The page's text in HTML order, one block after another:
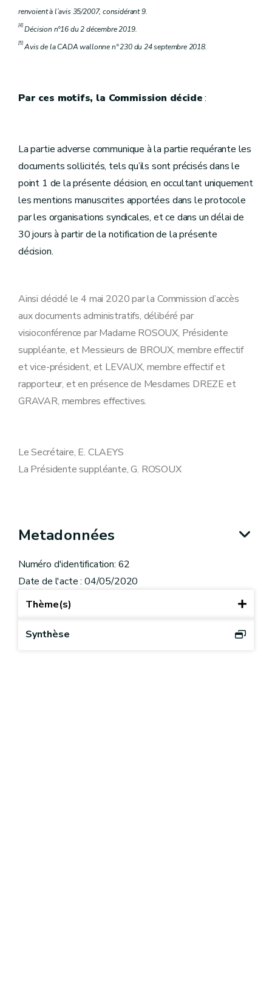
renvoient à l’avis 35/2007, considérant 9.
[4]Décision n°16 du 2 décembre 2019.
[5]Avis de la CADA wallonne n° 230 du 24 septembre 2018.
Par ces motifs, la Commission décide:
La partie adverse communique à la partie requérante les
documents sollicités, tels qu’ils sont précisés dans le
point 1 de la présente décision, en occultant uniquement
les mentions manuscrites apportées dans le protocole
par les organisations syndicales, et ce dans un délai de
30 jours à partir de la notification de la présente
décision.
Ainsi décidé le 4 mai 2020 par la Commission d’accès
aux documents administratifs, délibéré par
visioconférence par Madame ROSOUX, Présidente
suppléante, et Messieurs de BROUX, membre effectif
et vice-président, et LEVAUX, membre effectif et
rapporteur, et en présence de Mesdames DREZE et
GRAVAR, membres effectives.
Le Secrétaire, E. CLAEYS
La Présidente suppléante, G. ROSOUX
Metadonnées
Numéro d'identification: 62
Date de l'acte : 04/05/2020
Thème(s)
Synthèse